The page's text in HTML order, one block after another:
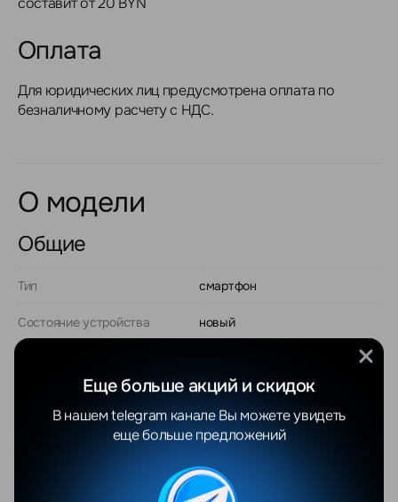
Оплата
Для юридических лиц предусмотрена оплата по
безналичному расчету с НДС.
О модели
Общие
Тип смартфон
Состояние устройства новый
Версия ОС на момент
выхода
iOS 14
Разрешение экрана 1170x2532
OLED
Еще больше акций и скидок
В нашем telegram канале Вы можете увидеть
еще больше предложений